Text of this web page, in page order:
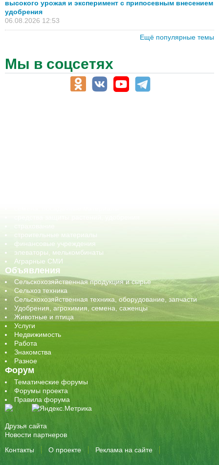
высокого урожая и эксперимент с припосевным внесением
удобрения
06.08.2026 12:53
Ещё популярные темы
Мы в соцсетях
строительные материалы
финансовые учреждения
элеваторы, мелькомбинаты
Аграрные СМИ
Объявления
Сельскохозяйственная продукция и сырье
Сельхоз техника
Сельскохозяйственная техника, оборудование, запчасти
Удобрения, агрохимия, семена, саженцы
Животные и птица
Услуги
Недвижимость
Работа
Знакомства
Разное
Форум
Тематические форумы
Форумы проекта
Правила форума
Друзья сайта
Новости партнеров
Контакты
О проекте Реклама на сайте